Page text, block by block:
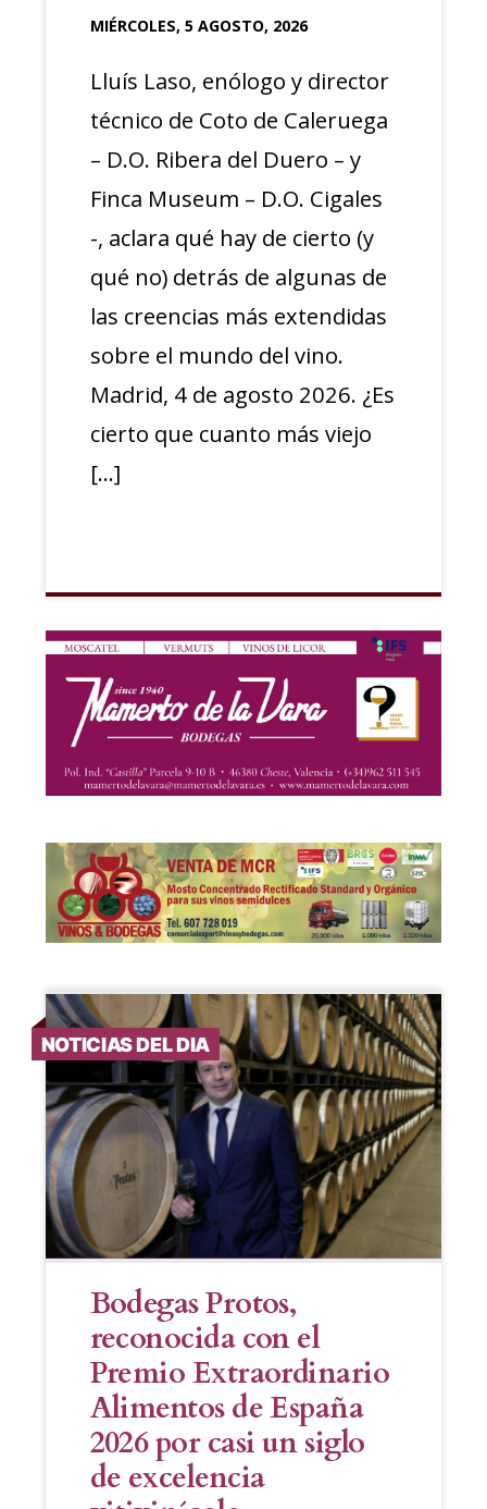
MIÉRCOLES, 5 AGOSTO, 2026
Lluís Laso, enólogo y director
técnico de Coto de Caleruega
– D.O. Ribera del Duero – y
Finca Museum – D.O. Cigales
-, aclara qué hay de cierto (y
qué no) detrás de algunas de
las creencias más extendidas
sobre el mundo del vino.
Madrid, 4 de agosto 2026. ¿Es
cierto que cuanto más viejo
[…]
NOTICIAS DEL DIA
Bodegas Protos,
reconocida con el
Premio Extraordinario
Alimentos de España
2026 por casi un siglo
de excelencia